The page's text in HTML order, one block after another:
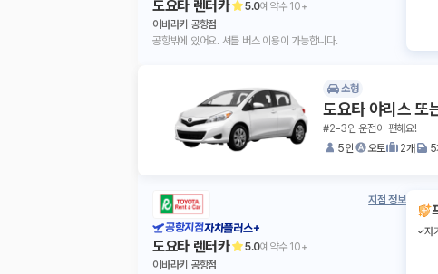
도요타 렌터카 5.0예약수 10+
이바라키 공항점
공항밖에 있어요. 셔틀 버스 이용이 가능합니다.
소형
도요타 야리스 또
#2-3인 운전이 편해요!
5인
오토 2개 5
지점 정보
공항지점자차플러스+
도요타 렌터카 5.0예약수 10+
이바라키 공항점
자